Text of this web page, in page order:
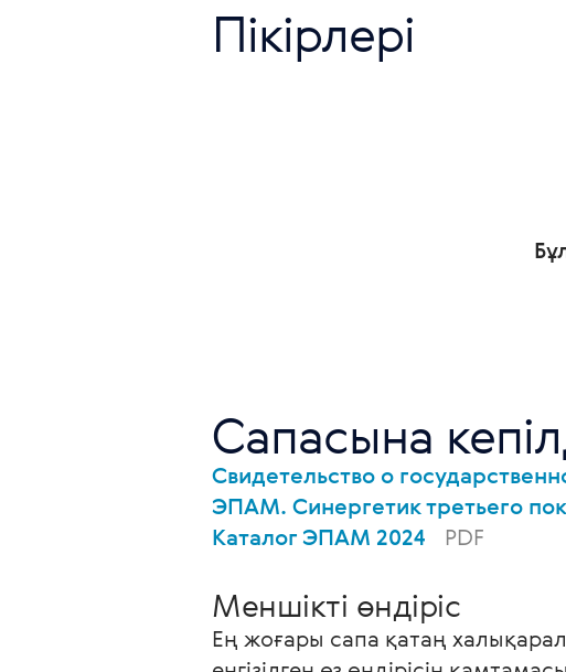
Пікірлері
Сапасына
Свидетельство о
ЭПАМ. Синергетик третьего
Каталог ЭПАМ 2024
PDF
Меншікті өндіріс
Ең жоғары сапа қатаң